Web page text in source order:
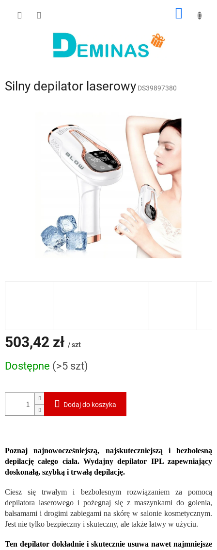
Silny depilator laserowy DS39897380
503,42 zł / szt
jednostkowa:
Dostępne (>5 szt)
Dodaj do koszyka
Poznaj najnowocześniejszą, najskuteczniejszą i bezbolesną
depilację całego ciała. Wydajny depilator IPL zapewniający
doskonałą, szybką i trwałą depilację.
Ciesz się trwałym i bezbolesnym rozwiązaniem za pomocą
depilatora laserowego i pożegnaj się z maszynkami do golenia,
balsamami i drogimi zabiegami na skórę w salonie kosmetycznym.
Jest nie tylko bezpieczny i skuteczny, ale także łatwy w użyciu.
Ten depilator dokładnie i skutecznie usuwa nawet najmniejsze